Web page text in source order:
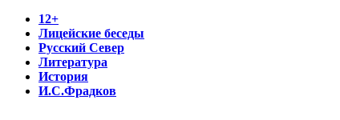
12+
Лицейские беседы
Русский Север
Литература
История
И.С.Фрадков